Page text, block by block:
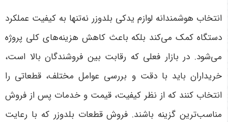
انتخاب هوشمندانه لوازم یدکی بلدوزر نه‌تنها به کیفیت عملکرد
دستگاه کمک می‌کند بلکه باعث کاهش هزینه‌های کلی پروژه
می‌شود. در بازار فعلی که رقابت بین فروشندگان بالا است،
خریداران باید با دقت و بررسی عوامل مختلف، قطعاتی را
انتخاب کنند که از نظر کیفیت، قیمت و خدمات پس از فروش
مناسب‌ترین گزینه باشند. فروش قطعات بلدوزر که با رعایت